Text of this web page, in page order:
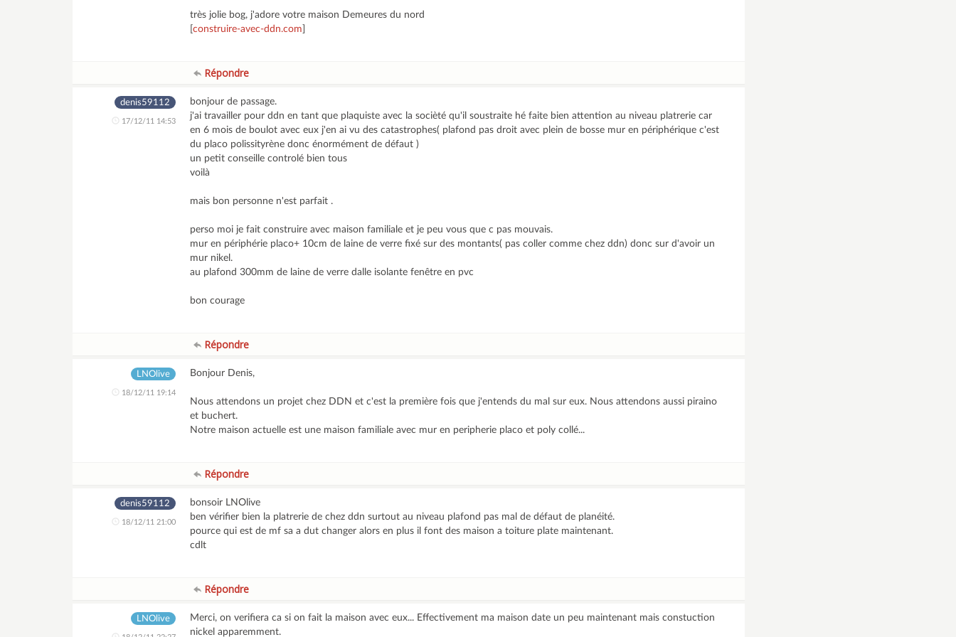
très jolie bog, j'adore votre maison Demeures du nord
[construire-avec-ddn.com
Répondre
denis59112
17/12/11 14:53
bonjour de passage.
j'ai travailler pour ddn en tant que plaquiste avec la socièté qu'il soustraite hé faite bien attention au niveau platrerie car
en 6 mois de boulot avec eux j'en ai vu des catastrophes( plafond pas droit avec plein de bosse mur en périphérique c'est
du placo polissityrène donc énormément de défaut )
un petit conseille controlé bien tous
voilà
mais bon personne n'est parfait .
perso moi je fait construire avec maison familiale et je peu vous que c pas mouvais.
mur en périphérie placo+ 10cm de laine de verre fixé sur des montants( pas coller comme chez ddn) donc sur d'avoir un
mur nikel.
au plafond 300mm de laine de verre dalle isolante fenêtre en pvc
bon courage
Répondre
LNOlive
18/12/11 19:14
Bonjour Denis,
Nous attendons un projet chez DDN et c'est la première fois que j'entends du mal sur eux. Nous attendons aussi piraino
et buchert.
Notre maison actuelle est une maison familiale avec mur en peripherie placo et poly collé...
Répondre
denis59112
18/12/11 21:00
bonsoir LNOlive
ben vérifier bien la platrerie de chez ddn surtout au niveau plafond pas mal de défaut de planéité.
pource qui est de mf sa a dut changer alors en plus il font des maison a toiture plate maintenant.
cdlt
Répondre
LNOlive
Merci, on verifiera ca si on fait la maison avec eux... Effectivement ma maison date un peu maintenant mais constuction
nickel apparemment.